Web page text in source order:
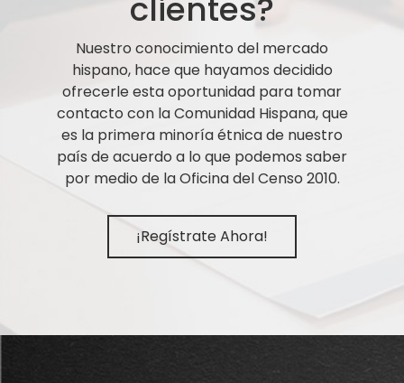
clientes?
Nuestro conocimiento del mercado
hispano, hace que hayamos decidido
ofrecerle esta oportunidad para tomar
contacto con la Comunidad Hispana, que
es la primera minoría étnica de nuestro
país de acuerdo a lo que podemos saber
por medio de la Oficina del Censo 2010.
¡Regístrate Ahora!